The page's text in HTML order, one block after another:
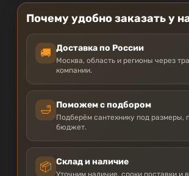
Почему удобно заказать у
🚚 Доставка по России
Москва, область и регионы через
компании.
🛁 Поможем с подбором
Подберём сантехнику под размеры,
бюджет.
📦 Склад и наличие
Уточним наличие, сроки поставки и